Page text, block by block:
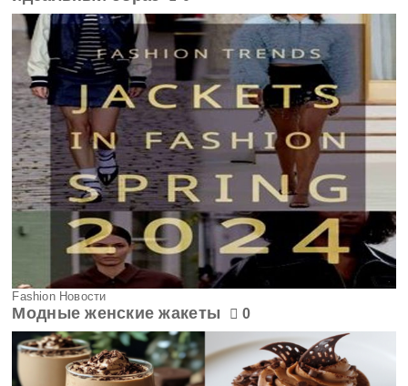
Fashion Новости
Модные женские жакеты 0